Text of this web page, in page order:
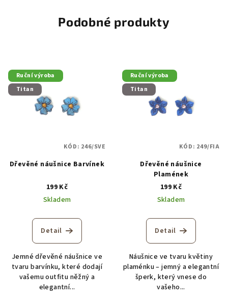
Podobné produkty
Ruční výroba
Titan
Dřevěné náušnice Barvínek
199 Kč
Skladem
Detail
Jemné dřevěné náušnice ve
tvaru barvínku, které dodají
vašemu outfitu něžný a
elegantní...
KÓD: 246/SVE
Ruční výroba
Titan
Dřevěné náušnice
Plamének
199 Kč
Skladem
Detail
Náušnice ve tvaru květiny
plaménku – jemný a elegantní
šperk, který vnese do
vašeho...
KÓD: 249/FIA